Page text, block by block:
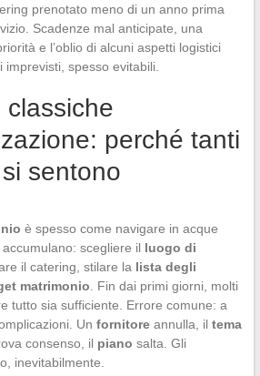
prenotato meno di un anno prima
Scadenze mal anticipate, una
e l’oblio di alcuni aspetti logistici
spesso evitabili.
classiche
perché tanti
sentono
è spesso come navigare in acque
scegliere il luogo di
il catering, stilare la lista degli
matrimonio . Fin dai primi giorni, molti
tutto sia sufficiente. Errore comune: a
Un fornitoreannulla, il tema
consenso, il piano salta. Gli
inevitabilmente.